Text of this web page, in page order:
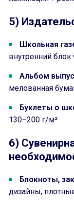
5)
Школьная
внутренний
Альбом
мелованная
Буклеты о
130–200 г/м².
6)
Блокноты,
дизайны,